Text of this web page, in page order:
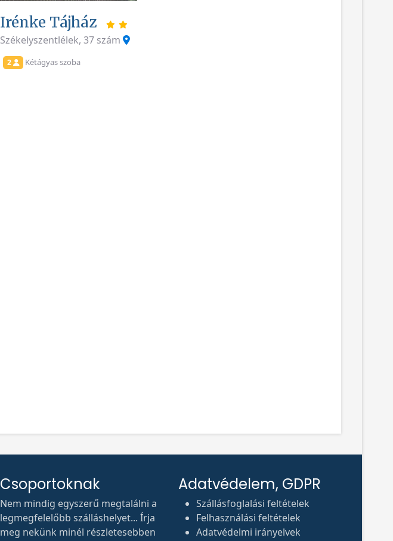
Irénke Tájház
Székelyszentlélek, 37 szám
2 Kétágyas szoba
Csoportoknak
Nem mindig egyszerű megtalálni a
legmegfelelőbb szálláshelyet... Írja
meg nekünk minél részletesebben
Adatvédelem, GDPR
Szállásfoglalási feltételek
Felhasználási feltételek
Adatvédelmi irányelvek